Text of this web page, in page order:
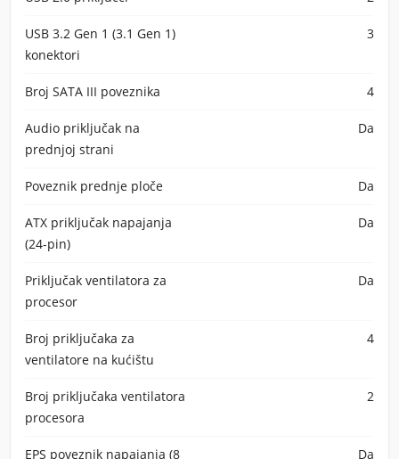
USB 3.2 Gen 1 (3.1 Gen 1)
konektori
3
Broj SATA III poveznika 4
Audio priključak na
prednjoj strani
Da
Poveznik prednje ploče Da
ATX priključak napajanja
(24-pin)
Da
Priključak ventilatora za
procesor
Da
Broj priključaka za
ventilatore na kućištu
4
Broj priključaka ventilatora
procesora
2
EPS poveznik napajanja (8 Da